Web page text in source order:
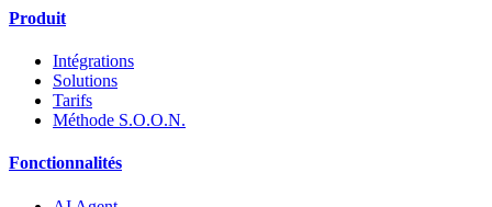
Produit
Intégrations
Solutions
Tarifs
Méthode S.O.O.N.
Fonctionnalités